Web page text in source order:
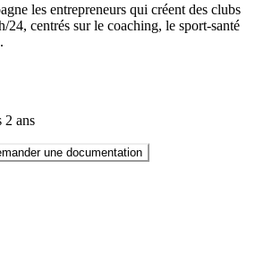
les entrepreneurs qui créent des clubs
24, centrés sur le coaching, le sport-santé
2 ans
une documentation